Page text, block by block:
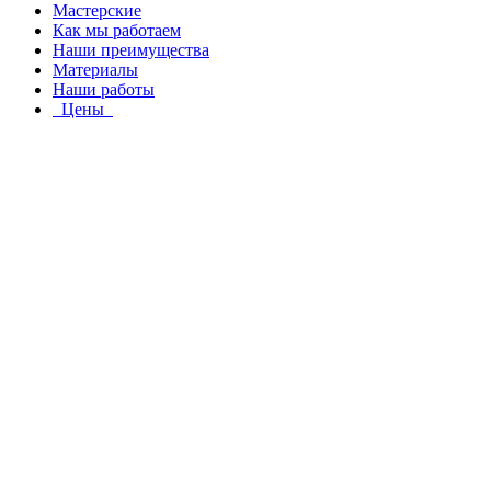
Мастерские
Как мы работаем
Наши преимущества
Материалы
Наши работы
Цены